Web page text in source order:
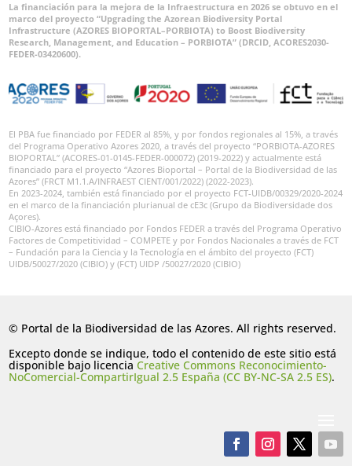
La financiación para la mejora de la Infraestructura en 2026 se obtuvo en el
marco del proyecto “Upgrading the Azorean Biodiversity Portal
Infrastructure (AZORES BIOPORTAL–PORBIOTA) to Boost Biodiversity
Research, Management, and Education – PORBIOTA” (DRCID, ACORES2030-
FEDER-03420600).
El PBA fue financiado por FEDER al 85%, y por fondos regionales al 15%, a través
del Programa Operativo Azores 2020, a través del proyecto “PORBIOTA-AZORES
BIOPORTAL” (ACORES-01-0145-FEDER-000072) (2019-2022) y actualmente está
financiado para el proyecto “Azores Bioportal – Portal de la Biodiversidad de las
Azores” (FRCT M1.1.A/INFRAEST CIENT/001/2022) (2022-2023).
En 2023-2024, también está financiado por el proyecto FCT-UIDB/00329/2020-2024
en el marco de la financiación plurianual de cE3c (Grupo da Biodiversidade dos
Açores).
CIBIO-Azores está financiado por Fondos FEDER a través del Programa Operativo
Factores de Competitividad – COMPETE y por Fondos Nacionales a través de FCT
– Fundación para la Ciencia y la Tecnología en el ámbito del proyecto (FCT)
UIDB/50027/2020 (CIBIO) y (FCT) UIDP /50027/2020 (CIBIO)
© Portal de la Biodiversidad de las Azores. All rights reserved.
Excepto donde se indique, todo el contenido de este sitio está
disponible bajo licenciaCreative Commons Reconocimiento-
NoComercial-CompartirIgual 2.5 España (CC BY-NC-SA 2.5 ES).